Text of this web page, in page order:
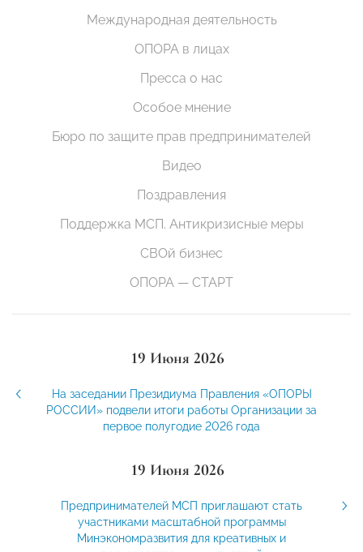
Международная деятельность
ОПОРА в лицах
Пресса о нас
Особое мнение
Бюро по защите прав предпринимателей
Видео
Поздравления
Поддержка МСП. Антикризисные меры
СВОй бизнес
ОПОРА — СТАРТ
19 Июня 2026
На заседании Президиума Правления «ОПОРЫ
РОССИИ» подвели итоги работы Организации за
первое полугодие 2026 года
19 Июня 2026
Предпринимателей МСП приглашают стать
участниками масштабной программы
Минэкономразвития для креативных и